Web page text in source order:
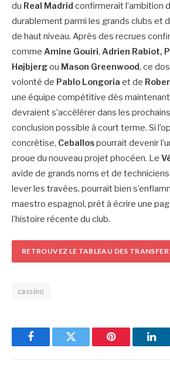
du Real Madrid confirmerait l’ambition
durablement parmi les grands clubs et
de haut niveau. Après des recrues
comme Amine Gouiri, Adrien Rabiot,
Højbjergou Mason Greenwood, ce
volonté de Pablo Longoria et de
une équipe compétitive dès
devraient s’accélérer dans les
conclusion possible à court terme. Si
concrétise, Ceballospourrait devenir
proue du nouveau projet phocéen. Le
avide de grands noms et de
lever les travées, pourrait bien
maestro espagnol, prêt à écrire une
l’histoire récente du club.
RETROUVEZ LE TABLEAU DES
cassino
FacebookTwitter Pinterest